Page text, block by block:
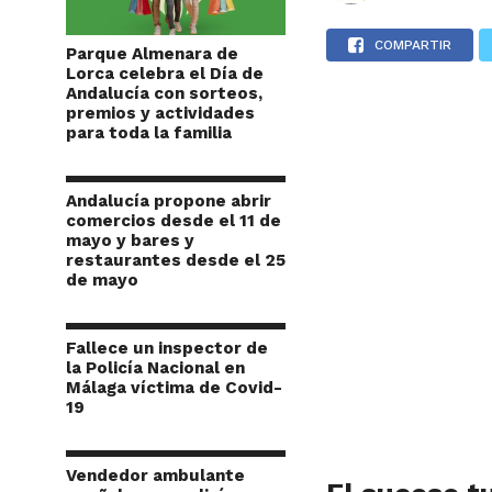
Parque Almenara de
Lorca celebra el Día de
Andalucía con sorteos,
premios y actividades
para toda la familia
Andalucía propone abrir
comercios desde el 11 de
mayo y bares y
restaurantes desde el 25
de mayo
Fallece un inspector de
la Policía Nacional en
Málaga víctima de Covid-
19
Vendedor ambulante
COMPARTIR